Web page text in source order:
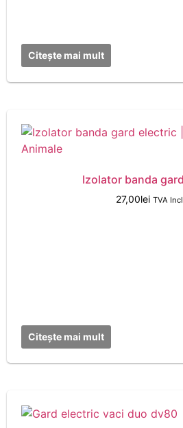
Citește mai mult
Izolator banda
27,00lei TVA
Citește mai mult